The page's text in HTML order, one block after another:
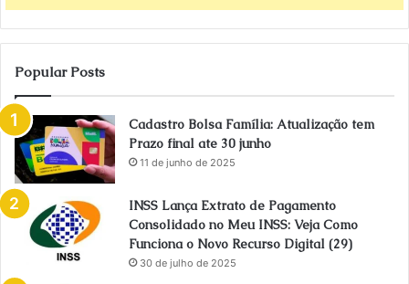
Popular Posts
Cadastro Bolsa Família: Atualização tem
Prazo final ate 30 junho
11 de junho de 2025
INSS Lança Extrato de Pagamento
Consolidado no Meu INSS: Veja Como
Funciona o Novo Recurso Digital (29)
30 de julho de 2025